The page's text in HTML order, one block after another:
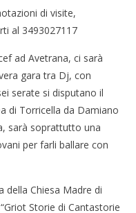
di visite,
al 3493027117
ad Avetrana, ci sarà
gara tra Dj, con
serate si disputano il
di Torricella da Damiano
sarà soprattutto una
per farli ballare con
della Chiesa Madre di
Storie di Cantastorie